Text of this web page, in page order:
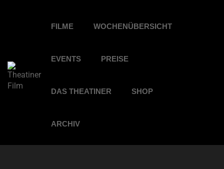
FILME WOCHENÜBERSICHT
EVENTS PREISE
DAS THEATINER SHOP
ARCHIV